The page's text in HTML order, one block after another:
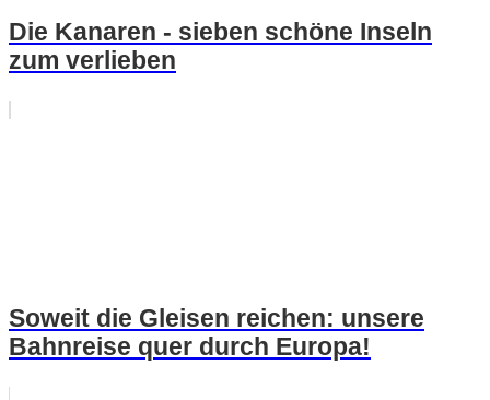
Die Kanaren - sieben schöne Inseln
zum verlieben
Soweit die Gleisen reichen: unsere
Bahnreise quer durch Europa!